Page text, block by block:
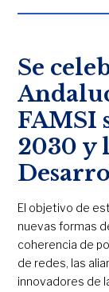
Se
FAMSI
2030 y
El objetivo de
nuevas formas
coherencia de
de redes, las
innovadores de